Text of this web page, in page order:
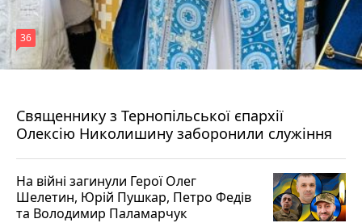
Священнику з Тернопільської єпархії
Олексію Николишину заборонили служіння
36
На війні загинули Герої Олег
Шелетин, Юрій Пушкар, Петро Федів
та Володимир Паламарчук